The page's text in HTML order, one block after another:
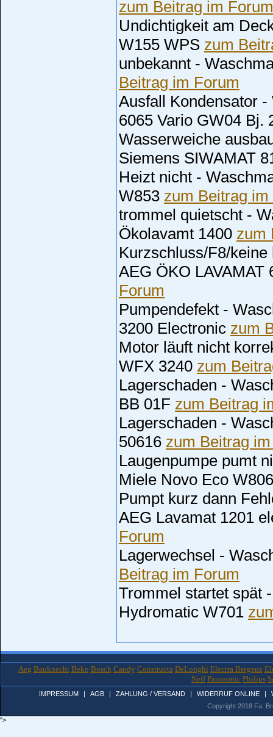
zum Beitrag im Forum
Undichtigkeit am
W155 WPS zum
unbekannt -
Beitrag im Forum
Ausfall Kondensator
6065 Vario GW04 Bj.
Wasserweiche
Siemens SIWAMAT
Heizt nicht -
W853 zum Beitrag
trommel quietscht -
Ökolavamt 1400 zum
Kurzschluss/F8/
AEG ÖKO
Forum
Pumpendefekt -
3200 Electronic zum
Motor läuft nicht
WFX 3240 zum
Lagerschaden -
BB 01F zum Beitrag
Lagerschaden -
50616 zum Beitrag
Laugenpumpe pumt
Miele Novo Eco
Pumpt kurz dann
AEG Lavamat 1201
Forum
Lagerwechsel -
Beitrag im Forum
Trommel startet spät
Hydromatic W701
Aeg Bauknecht Beko Bosch Candy Constructa DeLonghi Electra Bregenz
Neff Panasonic Philips
IMPRESSUM | AGB | ZAHLUNG / VERSAND | WIDERRUF ONLINE |
Copyright 2018 Fa.
">